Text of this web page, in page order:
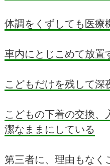
体調をくずしても医療
車内にとじこめて放置
こどもだけを残して深
こどもの下着の交換、
潔なままにしている
第三者に、理由もなく